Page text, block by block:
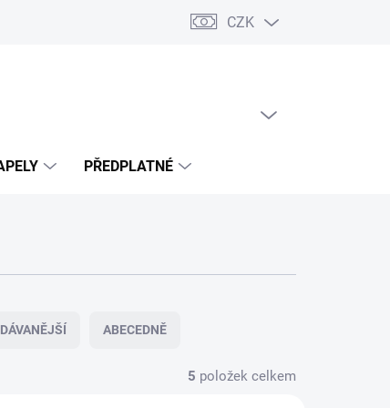
CZK
PŘEDPLATNÉ
ABECEDNĚ
5 položek celkem